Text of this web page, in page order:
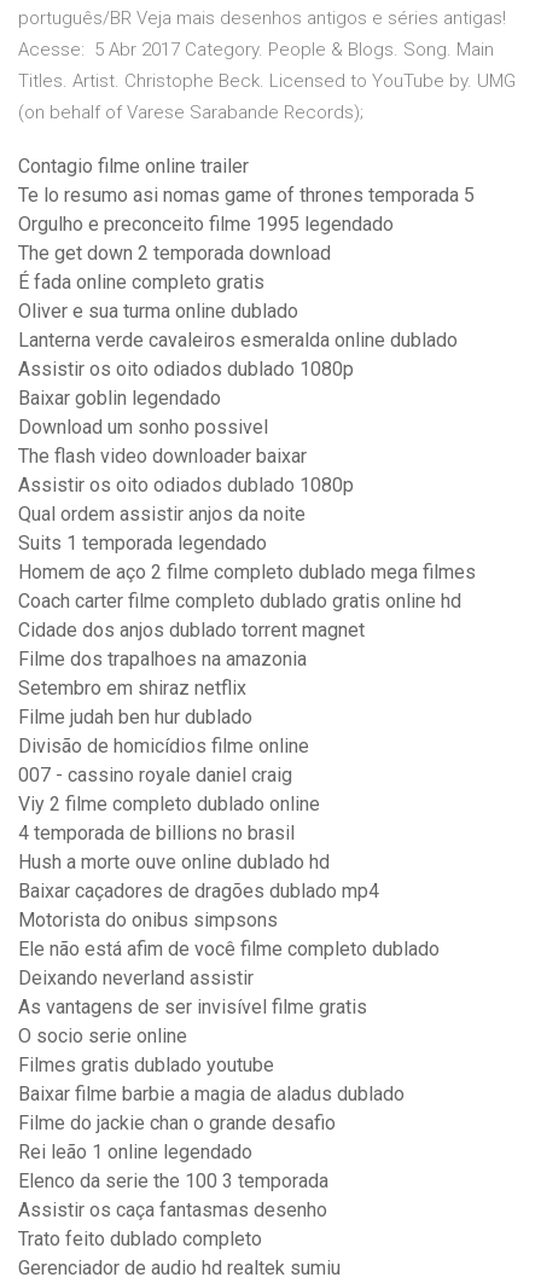
português/BR Veja mais desenhos antigos e séries antigas!
Acesse: 5 Abr 2017 Category. People & Blogs. Song. Main
Titles. Artist. Christophe Beck. Licensed to YouTube by. UMG
(on behalf of Varese Sarabande Records);
Contagio filme online trailer
Te lo resumo asi nomas game of thrones temporada 5
Orgulho e preconceito filme 1995 legendado
The get down 2 temporada download
É fada online completo gratis
Oliver e sua turma online dublado
Lanterna verde cavaleiros esmeralda online dublado
Assistir os oito odiados dublado 1080p
Baixar goblin legendado
Download um sonho possivel
The flash video downloader baixar
Assistir os oito odiados dublado 1080p
Qual ordem assistir anjos da noite
Suits 1 temporada legendado
Homem de aço 2 filme completo dublado mega filmes
Coach carter filme completo dublado gratis online hd
Cidade dos anjos dublado torrent magnet
Filme dos trapalhoes na amazonia
Setembro em shiraz netflix
Filme judah ben hur dublado
Divisão de homicídios filme online
007 - cassino royale daniel craig
Viy 2 filme completo dublado online
4 temporada de billions no brasil
Hush a morte ouve online dublado hd
Baixar caçadores de dragões dublado mp4
Motorista do onibus simpsons
Ele não está afim de você filme completo dublado
Deixando neverland assistir
As vantagens de ser invisível filme gratis
O socio serie online
Filmes gratis dublado youtube
Baixar filme barbie a magia de aladus dublado
Filme do jackie chan o grande desafio
Rei leão 1 online legendado
Elenco da serie the 100 3 temporada
Assistir os caça fantasmas desenho
Trato feito dublado completo
Gerenciador de audio hd realtek sumiu